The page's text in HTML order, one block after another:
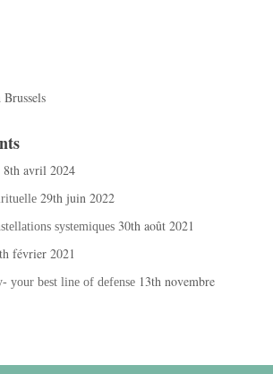
8th avril 2024
29th juin 2022
systemiques 30th août 2021
février 2021
your best line of defense 13th novembre